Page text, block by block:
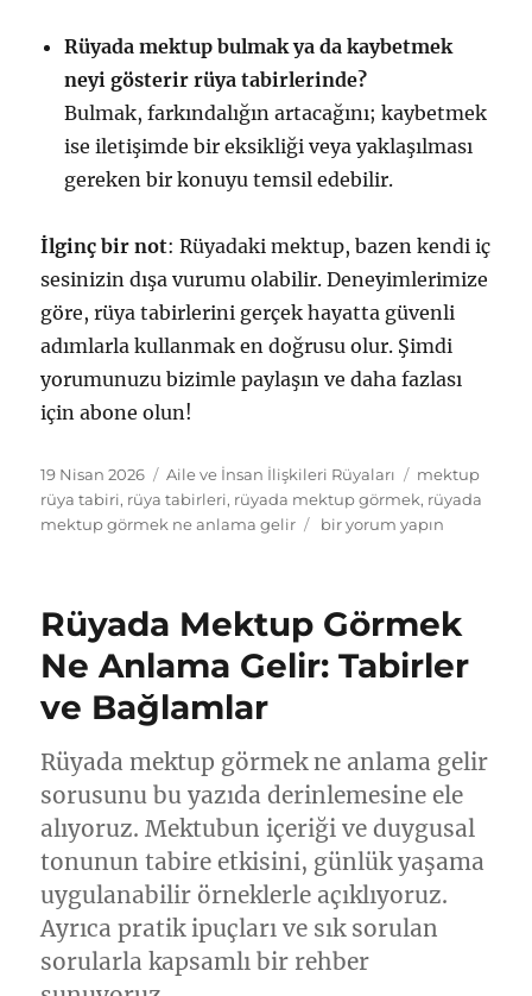
Rüyada mektup bulmak ya da kaybetmek
neyi gösterir rüya tabirlerinde?
Bulmak, farkındalığın artacağını; kaybetmek
ise iletişimde bir eksikliği veya yaklaşılması
gereken bir konuyu temsil edebilir.
İlginç bir not: Rüyadaki mektup, bazen kendi iç
sesinizin dışa vurumu olabilir. Deneyimlerimize
göre, rüya tabirlerini gerçek hayatta güvenli
adımlarla kullanmak en doğrusu olur. Şimdi
yorumunuzu bizimle paylaşın ve daha fazlası
için abone olun!
Yayın
tarihi
19 Nisan 2026 Kategoriler
Aile ve İnsan İlişkileri Rüyaları Etiketler
mektup
rüya tabiri, rüya tabirleri, rüyada mektup görmek, rüyada
mektup görmek ne anlama gelir
Rüyada
anlama
tabirler
bir yorum yapın
Rüyada Mektup Görmek
Ne Anlama Gelir: Tabirler
ve Bağlamlar
Rüyada mektup görmek ne anlama gelir
sorusunu bu yazıda derinlemesine ele
alıyoruz. Mektubun içeriği ve duygusal
tonunun tabire etkisini, günlük yaşama
uygulanabilir örneklerle açıklıyoruz.
Ayrıca pratik ipuçları ve sık sorulan
sorularla kapsamlı bir rehber